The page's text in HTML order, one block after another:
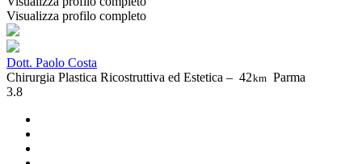
Visualizza profilo completo
Dott. Paolo Costa
Chirurgia Plastica Ricostruttiva ed Estetica – 42km Parma
3.8